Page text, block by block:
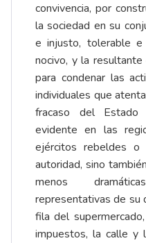
convivencia, por
la sociedad en su
e injusto, tolerable e
nocivo, y la resultante
para condenar las
individuales que
fracaso del
evidente en las
ejércitos rebeldes
autoridad, sino
menos
representativas de su
fila del
impuestos, la calle y